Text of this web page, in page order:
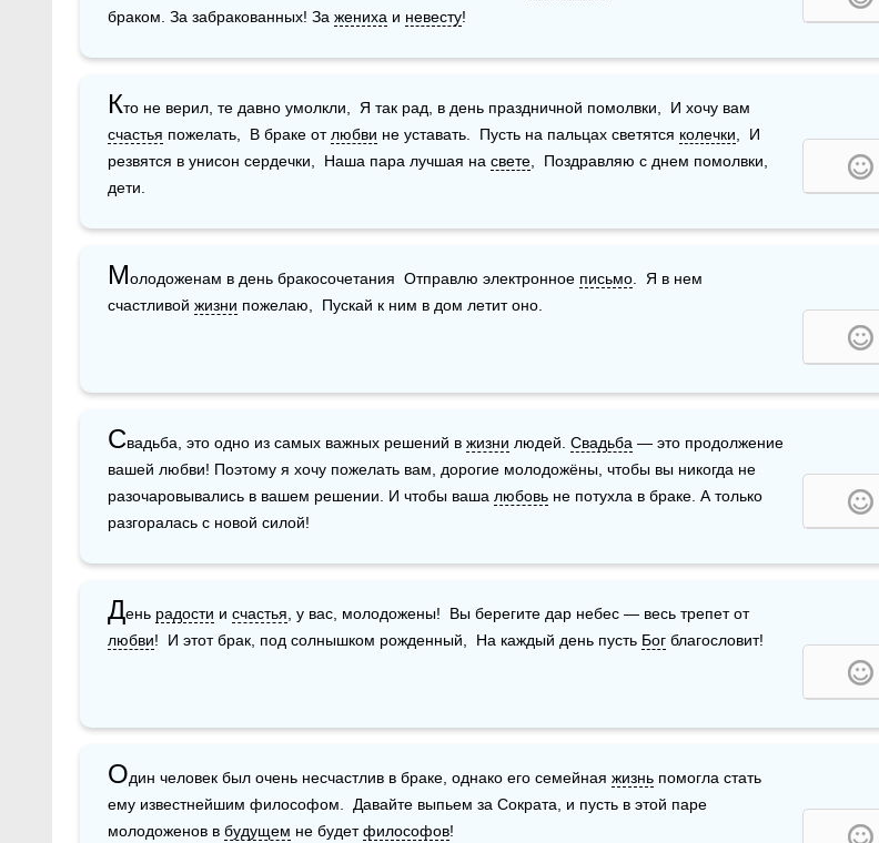
браком. За забракованных! За жениха и невесту!
К
счастья пожелать,  В браке от любви не уставать.  Пусть на пальцах светятся колечки ,  И
резвятся в унисон сердечки,  Наша пара лучшая на свете ,  Поздравляю с днем помолвки,
дети.
Молодоженам в день бракосочетания  Отправлю электронное письмо .  Я в нем
счастливой жизни пожелаю,  Пускай к ним в дом летит оно.
Свадьба, это одно из самых важных решений в жизни людей. Свадьба — это продолжение
вашей любви! Поэтому я хочу пожелать вам, дорогие молодожёны, чтобы вы никогда не
разочаровывались в вашем решении. И чтобы ваша любовь не потухла в браке. А только
разгоралась с новой силой!
День радости и счастья
, у вас, молодожены!  Вы берегите дар небес — весь трепет от
любви!  И этот брак, под солнышком рожденный,  На каждый день пусть Бог благословит!
Один человек был очень несчастлив в браке, однако его семейная жизнь помогла стать
ему известнейшим философом.  Давайте выпьем за Сократа, и пусть в этой паре
молодоженов в будущем не будет философов!